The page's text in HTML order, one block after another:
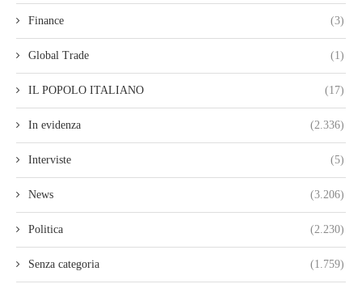
Finance (3)
Global Trade (1)
IL POPOLO ITALIANO (17)
In evidenza (2.336)
Interviste (5)
News (3.206)
Politica (2.230)
Senza categoria (1.759)